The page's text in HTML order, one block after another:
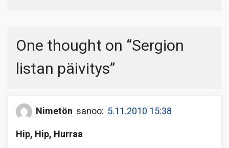
One thought on “Sergion
listan päivitys”
Nimetön sanoo: 5.11.2010 15:38
Hip, Hip, Hurraa